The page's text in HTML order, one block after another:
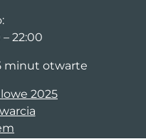
22:00
minut otwarte
2025